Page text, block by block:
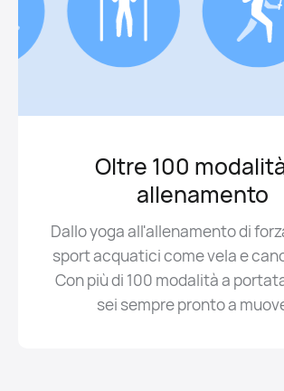
Oltre 100
allenamento
Dallo yoga all'allenamento di
sport acquatici come vela e
Con più di 100 modalità a
sei sempre pronto a